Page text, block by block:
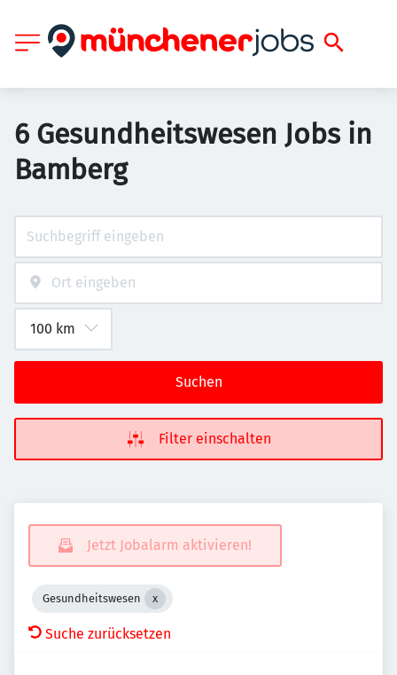
6 Gesundheitswesen Jobs in
Bamberg
Suchen
Filter einschalten
Jetzt Jobalarm aktivieren!
Gesundheitswesen
Suche zurücksetzen